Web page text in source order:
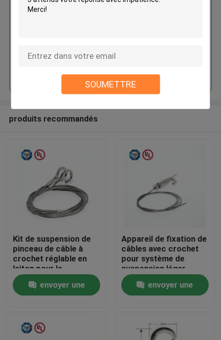
SOUMETTRE
Maison
crochet de crabe de pince pour
produits recommandés
Kit de suspension de
pinceau de câble à
crochet réglable en
laiton pour la
suspension de
peintureenvoyer une
Appareil de fixation de
câbles avec crochet
pour système de
suspension léger
envoyer une